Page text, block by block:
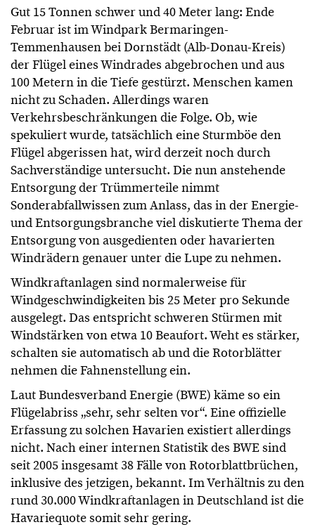
Gut 15 Tonnen schwer und 40 Meter lang: Ende
Februar ist im Windpark Bermaringen-
Temmenhausen bei Dornstädt (Alb-Donau-Kreis)
der Flügel eines Windrades abgebrochen und aus
100 Metern in die Tiefe gestürzt. Menschen kamen
nicht zu Schaden. Allerdings waren
Verkehrsbeschränkungen die Folge. Ob, wie
spekuliert wurde, tatsächlich eine Sturmböe den
Flügel abgerissen hat, wird derzeit noch durch
Sachverständige untersucht. Die nun anstehende
Entsorgung der Trümmerteile nimmt
Sonderabfallwissen zum Anlass, das in der Energie-
und Entsorgungsbranche viel diskutierte Thema der
Entsorgung von ausgedienten oder havarierten
Windrädern genauer unter die Lupe zu nehmen.
Windkraftanlagen sind normalerweise für
Windgeschwindigkeiten bis 25 Meter pro Sekunde
ausgelegt. Das entspricht schweren Stürmen mit
Windstärken von etwa 10 Beaufort. Weht es stärker,
schalten sie automatisch ab und die Rotorblätter
nehmen die Fahnenstellung ein.
Laut Bundesverband Energie (BWE) käme so ein
Flügelabriss „sehr, sehr selten vor“. Eine offizielle
Erfassung zu solchen Havarien existiert allerdings
nicht. Nach einer internen Statistik des BWE sind
seit 2005 insgesamt 38 Fälle von Rotorblattbrüchen,
inklusive des jetzigen, bekannt. Im Verhältnis zu den
rund 30.000 Windkraftanlagen in Deutschland ist die
Havariequote somit sehr gering.